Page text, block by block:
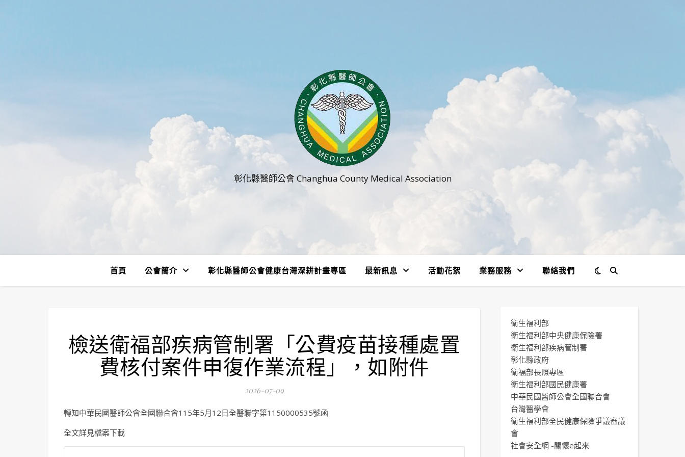
彰化縣醫師公會 Changhua County Medical Association
首頁 公會簡介 彰化縣醫師公會健康台灣深耕計畫專區 最新訊息 活動花絮 業務服務 聯絡我們
檢送衛福部疾病管制署「公費疫苗接種處置
費核付案件申復作業流程」，如附件
2026-07-09
轉知中華民國醫師公會全國聯合會115年5月12日全醫聯字第1150000535號函
全文詳見檔案下載
衛生福利部
衛生福利部中央健康保險署
衛生福利部疾病管制署
彰化縣政府
衛福部長照專區
衛生福利部國民健康署
中華民國醫師公會全國聯合會
台灣醫學會
衛生福利部全民健康保險爭議審議
會
社會安全網 -關懷e起來